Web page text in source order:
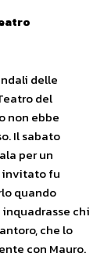
delle
del
non ebbe
Il sabato
per un
invitato fu
quando
chi
che lo
con Mauro.